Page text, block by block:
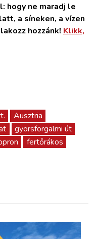
hogy ne maradj le
a síneken, a vízen
hozzánk! Klikk,
Ausztria
gyorsforgalmi út
fertőrákos